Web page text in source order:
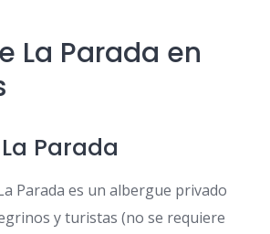
La Parada en
Parada
Parada es un albergue privado
y turistas (no se requiere